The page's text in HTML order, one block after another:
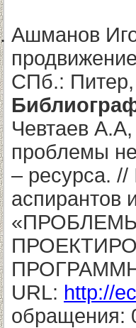
Ашманов
СПб.:
Чевтаев
проблемы не
– ресурса.
аспирантов
URL: http://
обращения: